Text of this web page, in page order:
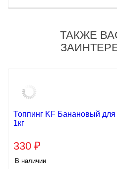
ТАКЖЕ
Топпинг KF Банановый
1кг
330 ₽
В наличии